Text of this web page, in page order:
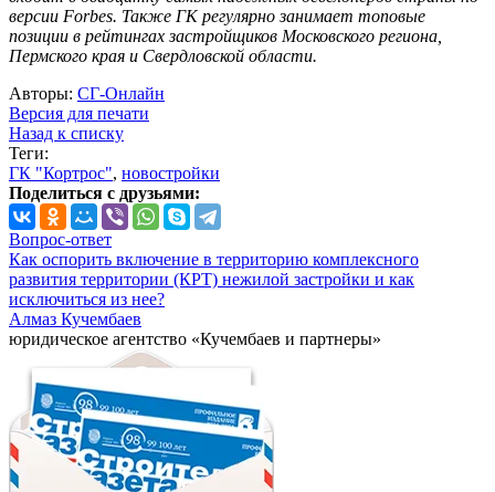
версии Forbes. Также ГК регулярно занимает топовые
позиции в рейтингах застройщиков Московского региона,
Пермского края и Свердловской области.
Авторы: СГ-Онлайн
Версия для печати
Назад к списку
Теги:
ГК "Кортрос", новостройки
Поделиться с друзьями:
Вопрос-ответ
Как оспорить включение в территорию комплексного
развития территории (КРТ) нежилой застройки и как
исключиться из нее?
Алмаз Кучембаев
юридическое агентство «Кучембаев и партнеры»